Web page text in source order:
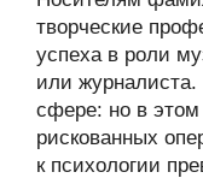
творческие
успеха в роли
или
сфере: но в этом
рискованных
к психологии